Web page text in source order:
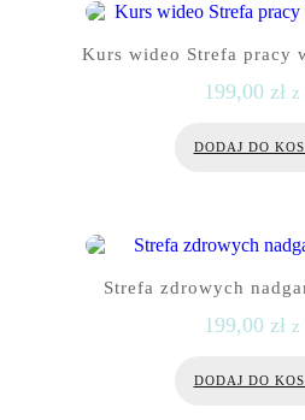
Kurs wideo Strefa pracy
199,00 zł z
DODAJ DO
Strefa zdrowych
199,00 zł z
DODAJ DO